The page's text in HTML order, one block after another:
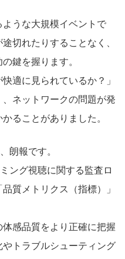
うな大規模イベントで
切れたりすることなく、
鍵を握ります。
適に見られているか？」
ネットワークの問題が発
ることがありました。
朗報です。
ング視聴に関する監査ロ
質メトリクス（指標）」
感品質をより正確に把握
トラブルシューティング